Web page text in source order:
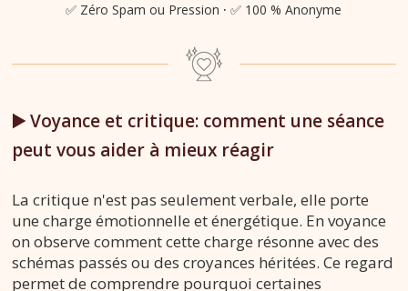
✅ Zéro Spam ou Pression ·✅ 100 % Anonyme
▶️ Voyance et critique: comment une séance
peut vous aider à mieux réagir
La critique n'est pas seulement verbale, elle porte
une charge émotionnelle et énergétique. En voyance
on observe comment cette charge résonne avec des
schémas passés ou des croyances héritées. Ce regard
permet de comprendre pourquoi certaines